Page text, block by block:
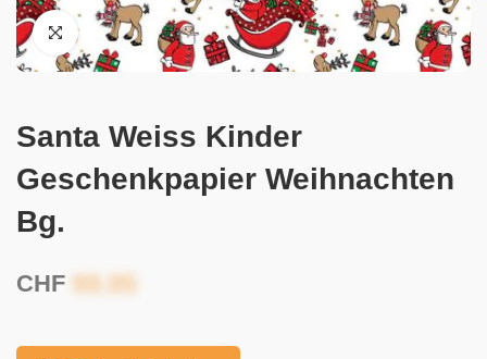
Santa Weiss Kinder
Geschenkpapier Weihnachten
Bg.
CHF